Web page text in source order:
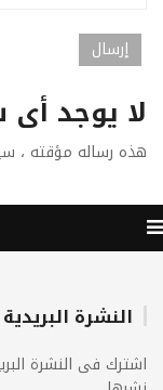
لا يوجد
هذه رساله مؤقته ،
النشرة البريدية
اشترك فى النشرة